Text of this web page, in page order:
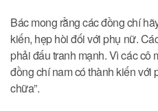
Bác mong rằng các đồng chí
kiến, hẹp hòi đối với phụ nữ.
phải đấu tranh mạnh. Vì các cô
đồng chí nam có thành kiến
chữa”.